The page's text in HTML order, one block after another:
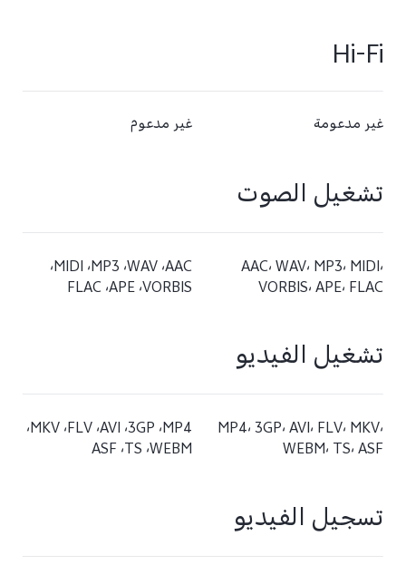
Hi-Fi
غير مدعومة غير مدعوم
تشغيل الصوت
AAC، WAV، MP3، MIDI،
VORBIS، APE، FLAC
AAC، ‏WAV، ‏MP3، ‏MIDI،
تشغيل الفيديو
MP4، 3GP، AVI، FLV، MKV،
WEBM، TS، ASF
MP4، ‏3GP، ‏AVI، ‏FLV، ‏MKV،
تسجيل الفيديو